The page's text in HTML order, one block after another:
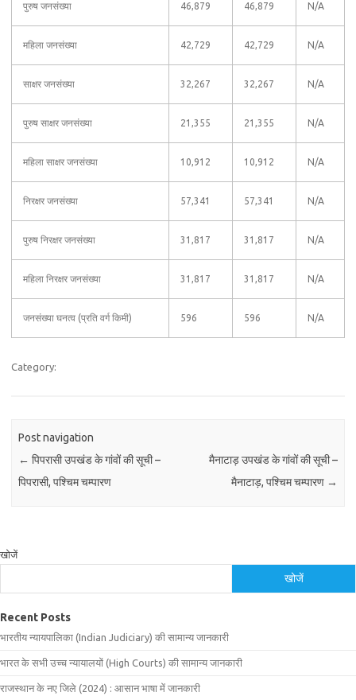
पुरुष जनसंख्या 46,879 46,879 N/A
महिला जनसंख्या 42,729 42,729 N/A
साक्षर जनसंख्या 32,267 32,267 N/A
पुरुष साक्षर जनसंख्या 21,355 21,355 N/A
महिला साक्षर जनसंख्या 10,912 10,912 N/A
निरक्षर जनसंख्या 57,341 57,341 N/A
पुरुष निरक्षर जनसंख्या 31,817 31,817 N/A
महिला निरक्षर जनसंख्या 31,817 31,817 N/A
जनसंख्या घनत्व (प्रति वर्ग किमी) 596 596 N/A
Category:
Post navigation
← पिपरासी उपखंड के गांवों की सूची –
पिपरासी, पश्चिम चम्पारण
मैनाटाड़ उपखंड के गांवों की सूची –
मैनाटाड़, पश्चिम चम्पारण →
खोजें
खोजें
Recent Posts
भारतीय न्यायपालिका (Indian Judiciary) की सामान्य जानकारी
भारत के सभी उच्च न्यायालयों (High Courts) की सामान्य जानकारी
राजस्थान के नए जिले (2024) : आसान भाषा में जानकारी